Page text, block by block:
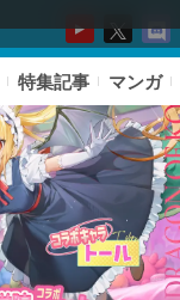
特集記事 マンガ